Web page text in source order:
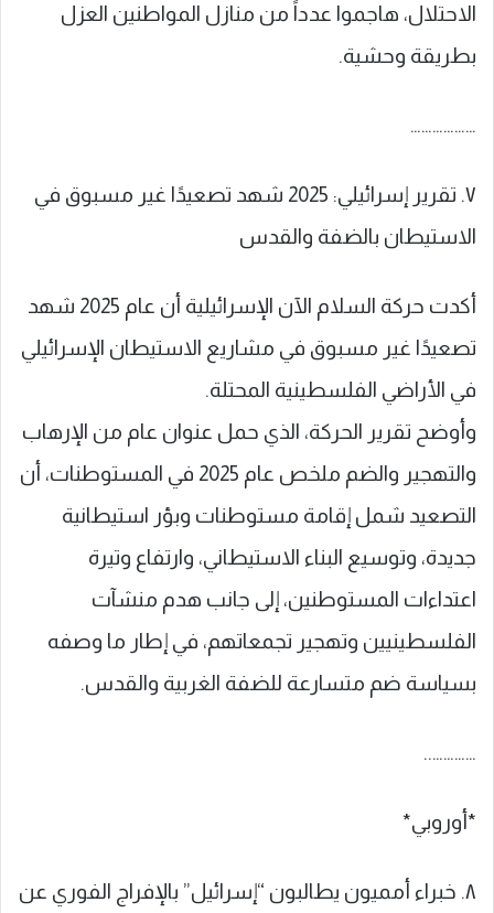
الاحتلال، هاجموا عدداً من منازل المواطنين العزل
بطريقة وحشية.
………………
٧. تقرير إسرائيلي: 2025 شهد تصعيدًا غير مسبوق في
الاستيطان بالضفة والقدس
أكدت حركة السلام الآن الإسرائيلية أن عام 2025 شهد
تصعيدًا غير مسبوق في مشاريع الاستيطان الإسرائيلي
في الأراضي الفلسطينية المحتلة.
وأوضح تقرير الحركة، الذي حمل عنوان عام من الإرهاب
والتهجير والضم ملخص عام 2025 في المستوطنات، أن
التصعيد شمل إقامة مستوطنات وبؤر استيطانية
جديدة، وتوسيع البناء الاستيطاني، وارتفاع وتيرة
اعتداءات المستوطنين، إلى جانب هدم منشآت
الفلسطينيين وتهجير تجمعاتهم، في إطار ما وصفه
بسياسة ضم متسارعة للضفة الغربية والقدس.
…………..
*أوروبي*
٨. خبراء أمميون يطالبون “إسرائيل” بالإفراج الفوري عن